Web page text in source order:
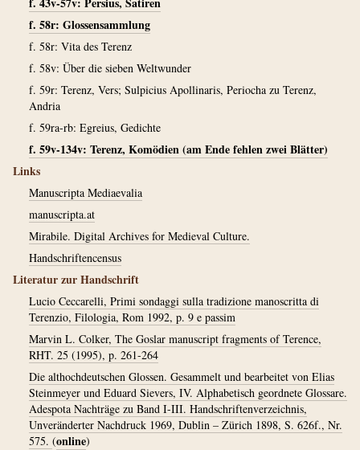
f. 58r: Glossensammlung
f. 58r: Vita des Terenz
f. 58v: Über die sieben Weltwunder
f. 59r: Terenz, Vers; Sulpicius Apollinaris, Periocha zu Terenz,
Andria
f. 59ra-rb: Egreius, Gedichte
f. 59v-134v: Terenz, Komödien (am Ende fehlen zwei Blätter)
Links
Manuscripta Mediaevalia
manuscripta.at
Mirabile. Digital Archives for Medieval Culture.
Handschriftencensus
Literatur zur Handschrift
Lucio Ceccarelli, Primi sondaggi sulla tradizione manoscritta di
Terenzio, Filologia, Rom 1992, p. 9 e passim
Marvin L. Colker, The Goslar manuscript fragments of Terence,
RHT. 25 (1995), p. 261-264
Die althochdeutschen Glossen. Gesammelt und bearbeitet von Elias
Steinmeyer und Eduard Sievers, IV. Alphabetisch geordnete Glossare.
Adespota Nachträge zu Band I-III. Handschriftenverzeichnis,
Unveränderter Nachdruck 1969, Dublin – Zürich 1898, S. 626f., Nr.
575. (online)